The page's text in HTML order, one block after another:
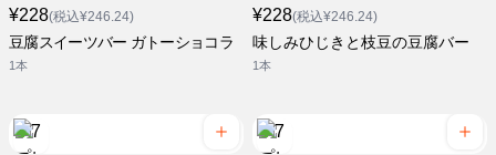
¥228(税込¥246.24)
豆腐スイーツバー ガトーショコラ
1本
¥228(税込¥246.24)
味しみひじきと枝豆の豆腐バー
1本